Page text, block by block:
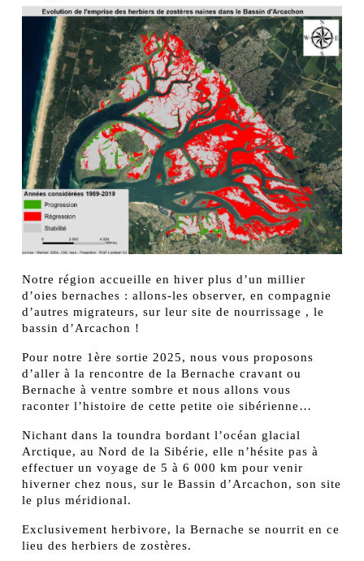
Notre région accueille en hiver plus d’un millier
d’oies bernaches : allons-les observer, en compagnie
d’autres migrateurs, sur leur site de nourrissage , le
bassin d’Arcachon !
Pour notre 1ère sortie 2025, nous vous proposons
d’aller à la rencontre de la Bernache cravant ou
Bernache à ventre sombre et nous allons vous
raconter l’histoire de cette petite oie sibérienne…
Nichant dans la toundra bordant l’océan glacial
Arctique, au Nord de la Sibérie, elle n’hésite pas à
effectuer un voyage de 5 à 6 000 km pour venir
hiverner chez nous, sur le Bassin d’Arcachon, son site
le plus méridional.
Exclusivement herbivore, la Bernache se nourrit en ce
lieu des herbiers de zostères.